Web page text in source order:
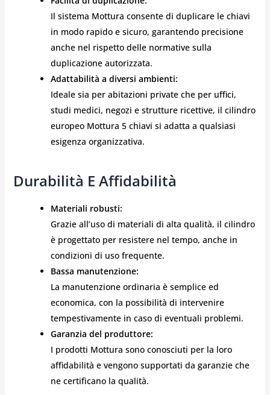
Il sistema Mottura consente di duplicare le chiavi
in modo rapido e sicuro, garantendo precisione
anche nel rispetto delle normative sulla
duplicazione autorizzata.
Adattabilità a diversi ambienti:
Ideale sia per abitazioni private che per uffici,
studi medici, negozi e strutture ricettive, il cilindro
europeo Mottura 5 chiavi si adatta a qualsiasi
esigenza organizzativa.
Durabilità E Affidabilità
Materiali robusti:
Grazie all’uso di materiali di alta qualità, il cilindro
è progettato per resistere nel tempo, anche in
condizioni di uso frequente.
Bassa manutenzione:
La manutenzione ordinaria è semplice ed
economica, con la possibilità di intervenire
tempestivamente in caso di eventuali problemi.
Garanzia del produttore:
I prodotti Mottura sono conosciuti per la loro
affidabilità e vengono supportati da garanzie che
ne certificano la qualità.